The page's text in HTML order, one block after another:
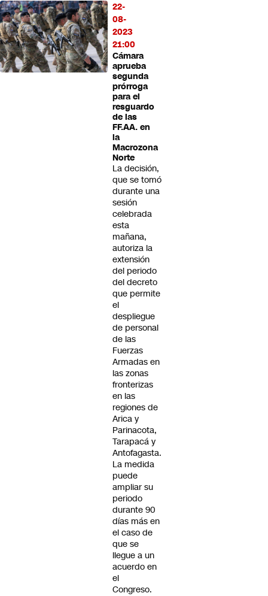
22-
08-
2023
21:00
Cámara
aprueba
segunda
prórroga
para el
resguardo
de las
FF.AA. en
la
Macrozona
Norte
La decisión,
que se tomó
durante una
sesión
celebrada
esta
mañana,
autoriza la
extensión
del periodo
del decreto
que permite
el
despliegue
de personal
de las
Fuerzas
Armadas en
las zonas
fronterizas
en las
regiones de
Arica y
Parinacota,
Tarapacá y
Antofagasta.
La medida
puede
ampliar su
periodo
durante 90
días más en
el caso de
que se
llegue a un
acuerdo en
el
Congreso.